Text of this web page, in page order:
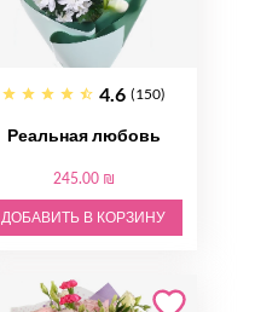
4.6 (150)
Реальная любовь
245.00 ₪
ДОБАВИТЬ В КОРЗИНУ